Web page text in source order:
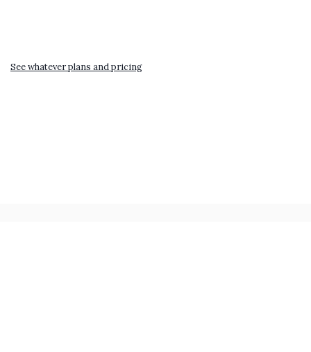
See whatever plans and pricing